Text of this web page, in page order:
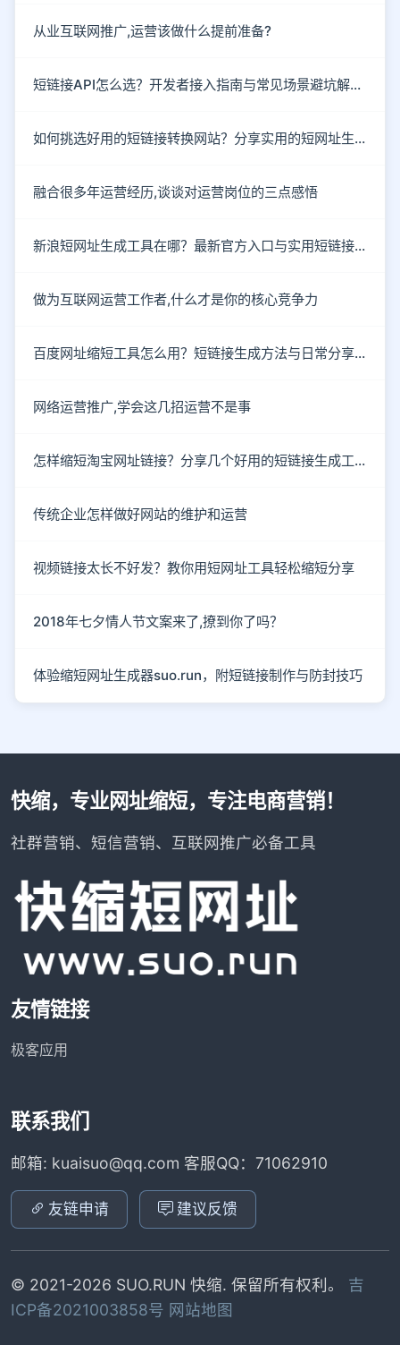
从业互联网推广,运营该做什么提前准备?
短链接API怎么选？开发者接入指南与常见场景避坑解析。
如何挑选好用的短链接转换网站？分享实用的短网址生成技巧。
融合很多年运营经历,谈谈对运营岗位的三点感悟
新浪短网址生成工具在哪？最新官方入口与实用短链接工具盘点
做为互联网运营工作者,什么才是你的核心竞争力
百度网址缩短工具怎么用？短链接生成方法与日常分享场景解析
网络运营推广,学会这几招运营不是事
怎样缩短淘宝网址链接？分享几个好用的短链接生成工具
传统企业怎样做好网站的维护和运营
视频链接太长不好发？教你用短网址工具轻松缩短分享
2018年七夕情人节文案来了,撩到你了吗？
体验缩短网址生成器suo.run，附短链接制作与防封技巧
快缩，专业网址缩短，专注电商营销！
社群营销、短信营销、互联网推广必备工具
友情链接
极客应用
联系我们
邮箱: kuaisuo@qq.com 客服QQ：71062910
友链申请 建议反馈
© 2021-2026 SUO.RUN 快缩. 保留所有权利。 吉
ICP备2021003858号 网站地图